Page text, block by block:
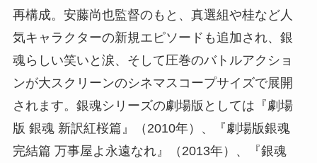
再構成。安藤尚也監督のもと、真選組や桂など人
気キャラクターの新規エピソードも追加され、銀
魂らしい笑いと涙、そして圧巻のバトルアクショ
ンが大スクリーンのシネマスコープサイズで展開
されます。銀魂シリーズの劇場版としては『劇場
版 銀魂 新訳紅桜篇』（2010年）、『劇場版銀魂
完結篇 万事屋よ永遠なれ』（2013年）、『銀魂